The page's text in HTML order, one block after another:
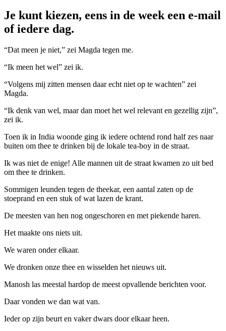
Je kunt kiezen, eens in de week een e-mail
of iedere dag.
“Dat meen je niet,” zei Magda tegen me.
“Ik meen het wel” zei ik.
“Volgens mij zitten mensen daar echt niet op te wachten” zei
Magda.
“Ik denk van wel, maar dan moet het wel relevant en gezellig zijn”,
zei ik.
Toen ik in India woonde ging ik iedere ochtend rond half zes naar
buiten om thee te drinken bij de lokale tea-boy in de straat.
Ik was niet de enige! Alle mannen uit de straat kwamen zo uit bed
om thee te drinken.
Sommigen leunden tegen de theekar, een aantal zaten op de
stoeprand en een stuk of wat lazen de krant.
De meesten van hen nog ongeschoren en met piekende haren.
Het maakte ons niets uit.
We waren onder elkaar.
We dronken onze thee en wisselden het nieuws uit.
Manosh las meestal hardop de meest opvallende berichten voor.
Daar vonden we dan wat van.
Ieder op zijn beurt en vaker dwars door elkaar heen.